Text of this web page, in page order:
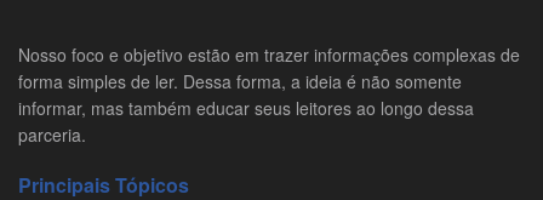
Nosso foco e objetivo estão em trazer informações complexas de
forma simples de ler. Dessa forma, a ideia é não somente
informar, mas também educar seus leitores ao longo dessa
parceria.
Principais Tópicos